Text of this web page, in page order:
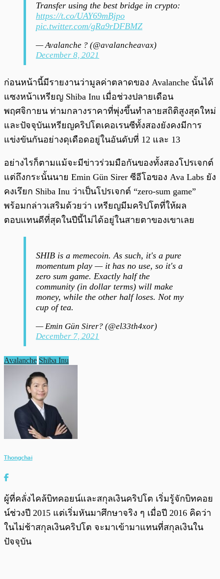
Transfer using the best bridge in crypto:
https://t.co/UAY69mBjpo
pic.twitter.com/gRa9rDFBMZ
— Avalanche ? (@avalancheavax)
December 8, 2021
ก่อนหน้านี้มีรายงานว่ามูลค่าตลาดของ Avalanche นั้นได้
แซงหน้าเหรียญ Shiba Inu เมื่อช่วงปลายเดือน
พฤศจิกายน ท่ามกลางราคาที่พุ่งขึ้นทำลายสถิติสูงสุดใหม่
และปัจจุบันเหรียญคริปโตเคอเรนซีทั้งสองยังคงมีการ
แข่งขันกันอย่างดุเดือดอยู่ในอันดับที่ 12 และ 13
อย่างไรก็ตามแม้จะมีข่าวร่วมมือกันของทั้งสองโปรเจกต์
แต่ถึงกระนั้นนาย Emin Gün Sirer ซีอีโอของ Ava Labs ยัง
คงเรึยก Shiba Inu ว่าเป็นโปรเจกต์ “zero-sum game”
พร้อมกล่าวเสริมด้วยว่า เหรียญมีมคริปโตที่ให้ผล
ตอบแทนดีที่สุดในปีนี้ไม่ได้อยู่ในสายตาของเขาเลย
SHIB is a memecoin. As such, it's a pure
momentum play — it has no use, so it's a
zero sum game. Exactly half the
community (in dollar terms) will make
money, while the other half loses. Not my
cup of tea.
— Emin Gün Sirer? (@el33th4xor)
December 7, 2021
Avalanche Shiba Inu
Thongchai
ผู้ที่คลั่งไคล้บิทคอยน์และสกุลเงินคริปโต เริ่มรู้จักบิทคอย
น์ช่วงปี 2015 แต่เริ่มหันมาศึกษาจริง ๆ เมื่อปี 2016 คิดว่า
ในไม่ช้าสกุลเงินคริปโต จะมาเข้ามาแทนที่สกุลเงินใน
ปัจจุบัน